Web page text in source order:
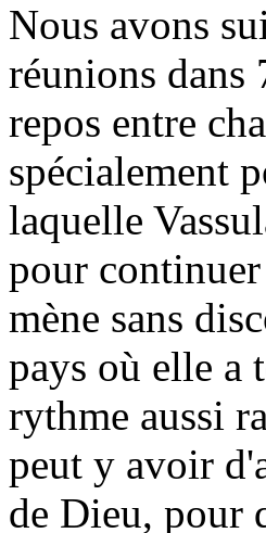
Nous avons
réunions dans
repos entre
spécialement
laquelle
pour
mène sans
pays où elle a
rythme aussi
peut y avoir
de Dieu, pour